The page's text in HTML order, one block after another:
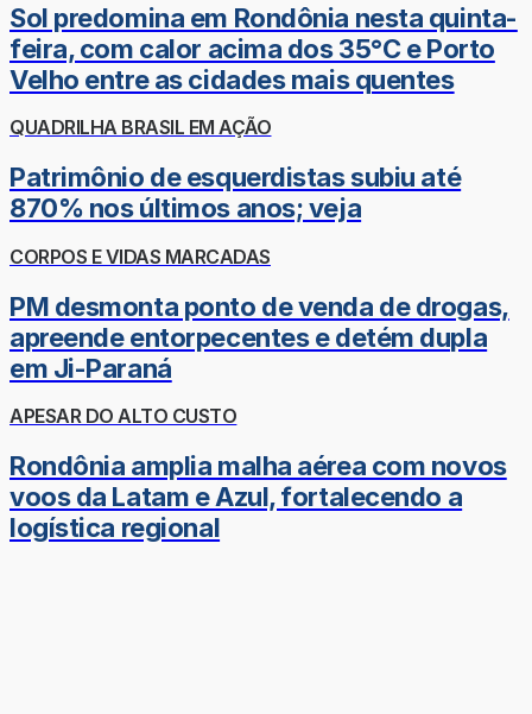
Sol predomina em Rondônia nesta quinta-
feira, com calor acima dos 35°C e Porto
Velho entre as cidades mais quentes
QUADRILHA BRASIL EM AÇÃO
Patrimônio de esquerdistas subiu até
870% nos últimos anos; veja
CORPOS E VIDAS MARCADAS
PM desmonta ponto de venda de drogas,
apreende entorpecentes e detém dupla
em Ji-Paraná
APESAR DO ALTO CUSTO
Rondônia amplia malha aérea com novos
voos da Latam e Azul, fortalecendo a
logística regional